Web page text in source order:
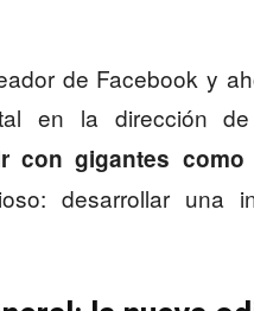
de Facebook y
en la dirección
con gigantes como
desarrollar una